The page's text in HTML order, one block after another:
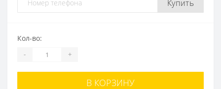
Купить
Кол-во:
- +
В КОРЗИНУ